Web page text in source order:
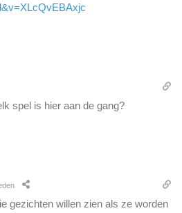
spel is hier aan de gang?
gezichten willen zien als ze worden